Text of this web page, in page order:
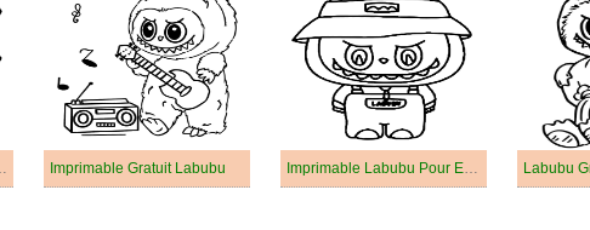
Enfants Imprimable Gratuit Labubu Imprimable Labubu Pour Enfants Labubu